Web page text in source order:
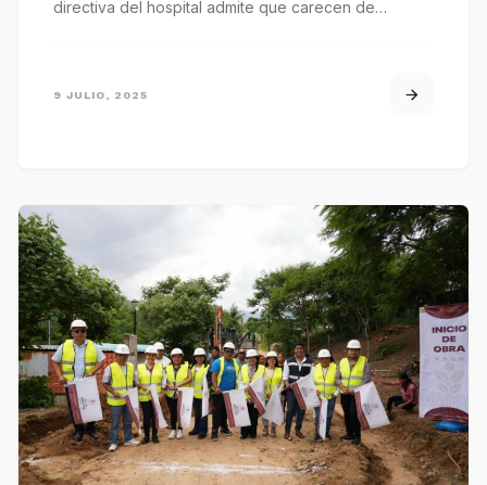
directiva del hospital admite que carecen de…
9 JULIO, 2025